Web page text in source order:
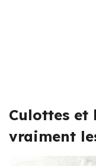
Culottes et
vraiment